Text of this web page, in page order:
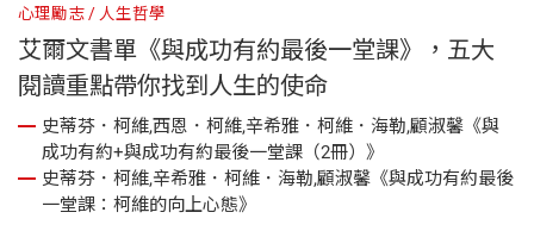
心理勵志 人生哲學
艾爾文書單《與成功有約最後一堂課》，五大
閱讀重點帶你找到人生的使命
史蒂芬．柯維,西恩．柯維,辛希雅．柯維．海勒,顧淑馨《與
成功有約+與成功有約最後一堂課（2冊）》
史蒂芬．柯維,辛希雅．柯維．海勒,顧淑馨《與成功有約最後
一堂課：柯維的向上心態》